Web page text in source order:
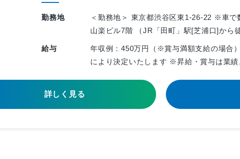
勤務地
＜勤務地＞ 東京都渋谷区東1-26-22 ※車
山楽ビル7階 （JR「田町」駅[芝浦口]から
給与
年収例：450万円（※賞与満額支給の場合
により決定いたします ※昇給・賞与は業
詳しく見る